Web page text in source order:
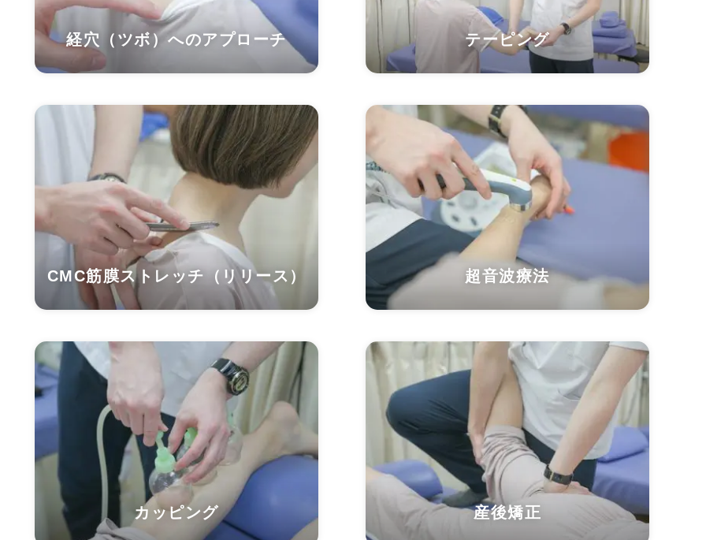
経穴（ツボ）へのアプローチ テーピング
CMC筋膜ストレッチ（リリース） 超音波療法
カッピング 産後矯正